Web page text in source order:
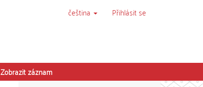
čeština Přihlásit se
Zobrazit záznam